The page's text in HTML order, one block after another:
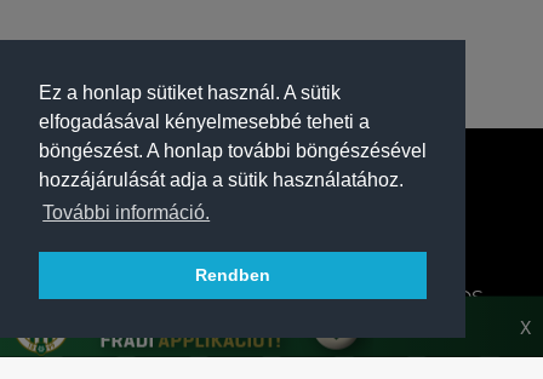
Ez a honlap sütiket használ. A sütik
elfogadásával kényelmesebbé teheti a
böngészést. A honlap további böngészésével
hozzájárulását adja a sütik használatához.
További információ.
Rendben
A FERENCVÁROSI TORNA CLUB HIVATALOS
X